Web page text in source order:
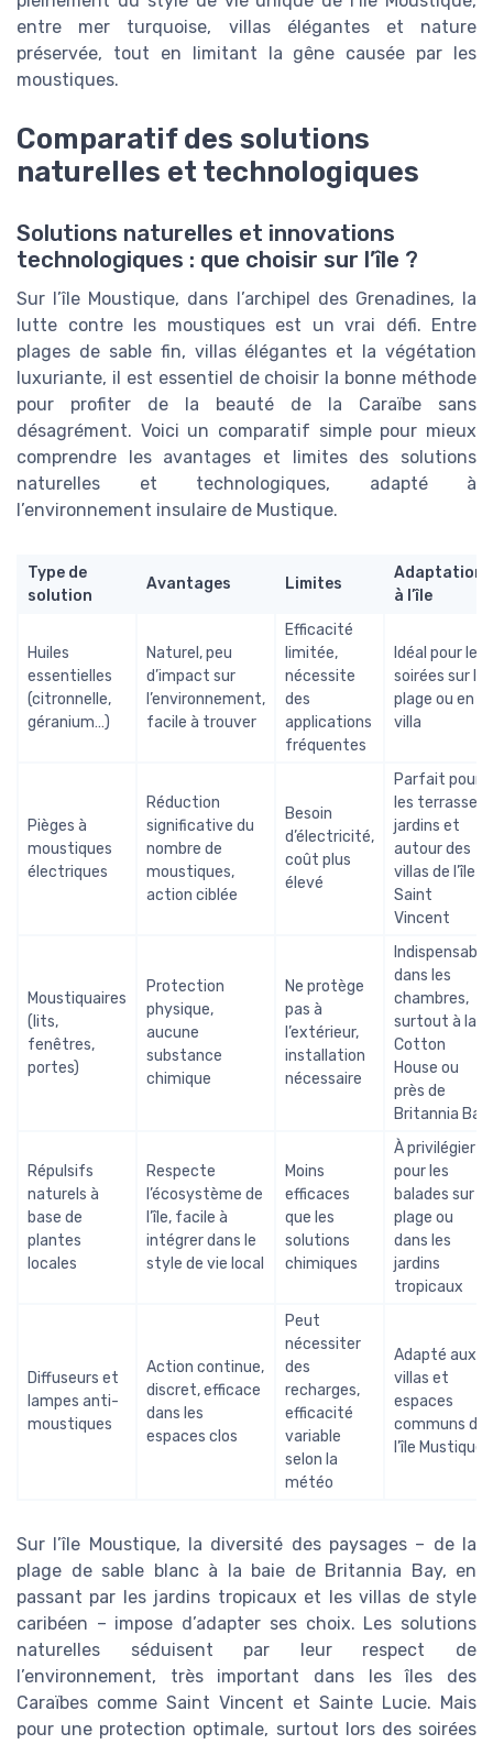
entre mer turquoise, villas élégantes et nature
préservée, tout en limitant la gêne causée par les
moustiques.
Comparatif des solutions
naturelles et technologiques
Solutions naturelles et innovations
technologiques : que choisir sur l’île ?
Sur l’île Moustique, dans l’archipel des Grenadines, la
lutte contre les moustiques est un vrai défi. Entre
plages de sable fin, villas élégantes et la végétation
luxuriante, il est essentiel de choisir la bonne méthode
pour profiter de la beauté de la Caraïbe sans
désagrément. Voici un comparatif simple pour mieux
comprendre les avantages et limites des solutions
naturelles et technologiques, adapté à
l’environnement insulaire de Mustique.
Type de
solution
Avantages Limites
Adaptation
à l’île
Huiles
essentielles
(citronnelle,
géranium…)
Naturel, peu
d’impact sur
l’environnement,
facile à trouver
Efficacité
limitée,
nécessite
des
applications
fréquentes
Idéal pour les
soirées sur la
plage ou en
villa
Pièges à
moustiques
électriques
Réduction
significative du
nombre de
moustiques,
action ciblée
Besoin
d’électricité,
coût plus
élevé
Parfait pour
les terrasses,
jardins et
autour des
villas de l’île
Saint
Vincent
Moustiquaires
(lits,
fenêtres,
portes)
Protection
physique,
aucune
substance
chimique
Ne protège
pas à
l’extérieur,
installation
nécessaire
Indispensable
dans les
chambres,
surtout à la
Cotton
House ou
près de
Britannia Bay
Répulsifs
naturels à
base de
plantes
locales
Respecte
l’écosystème de
l’île, facile à
intégrer dans le
style de vie local
Moins
efficaces
que les
solutions
chimiques
À privilégier
pour les
balades sur la
plage ou
dans les
jardins
tropicaux
Diffuseurs et
lampes anti-
moustiques
Action continue,
discret, efficace
dans les
espaces clos
Peut
nécessiter
des
recharges,
efficacité
variable
selon la
météo
Adapté aux
villas et
espaces
communs de
l’île Mustique
Sur l’île Moustique, la diversité des paysages – de la
plage de sable blanc à la baie de Britannia Bay, en
passant par les jardins tropicaux et les villas de style
caribéen – impose d’adapter ses choix. Les solutions
naturelles séduisent par leur respect de
l’environnement, très important dans les îles des
Caraïbes comme Saint Vincent et Sainte Lucie. Mais
pour une protection optimale, surtout lors des soirées